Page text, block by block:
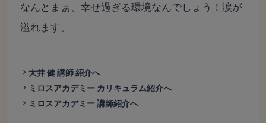
なんとまぁ、幸せ過ぎる環境なんでしょう！涙が
溢れます。
大井 健 講師 紹介へ
ミロスアカデミー カリキュラム紹介へ
ミロスアカデミー 講師紹介へ